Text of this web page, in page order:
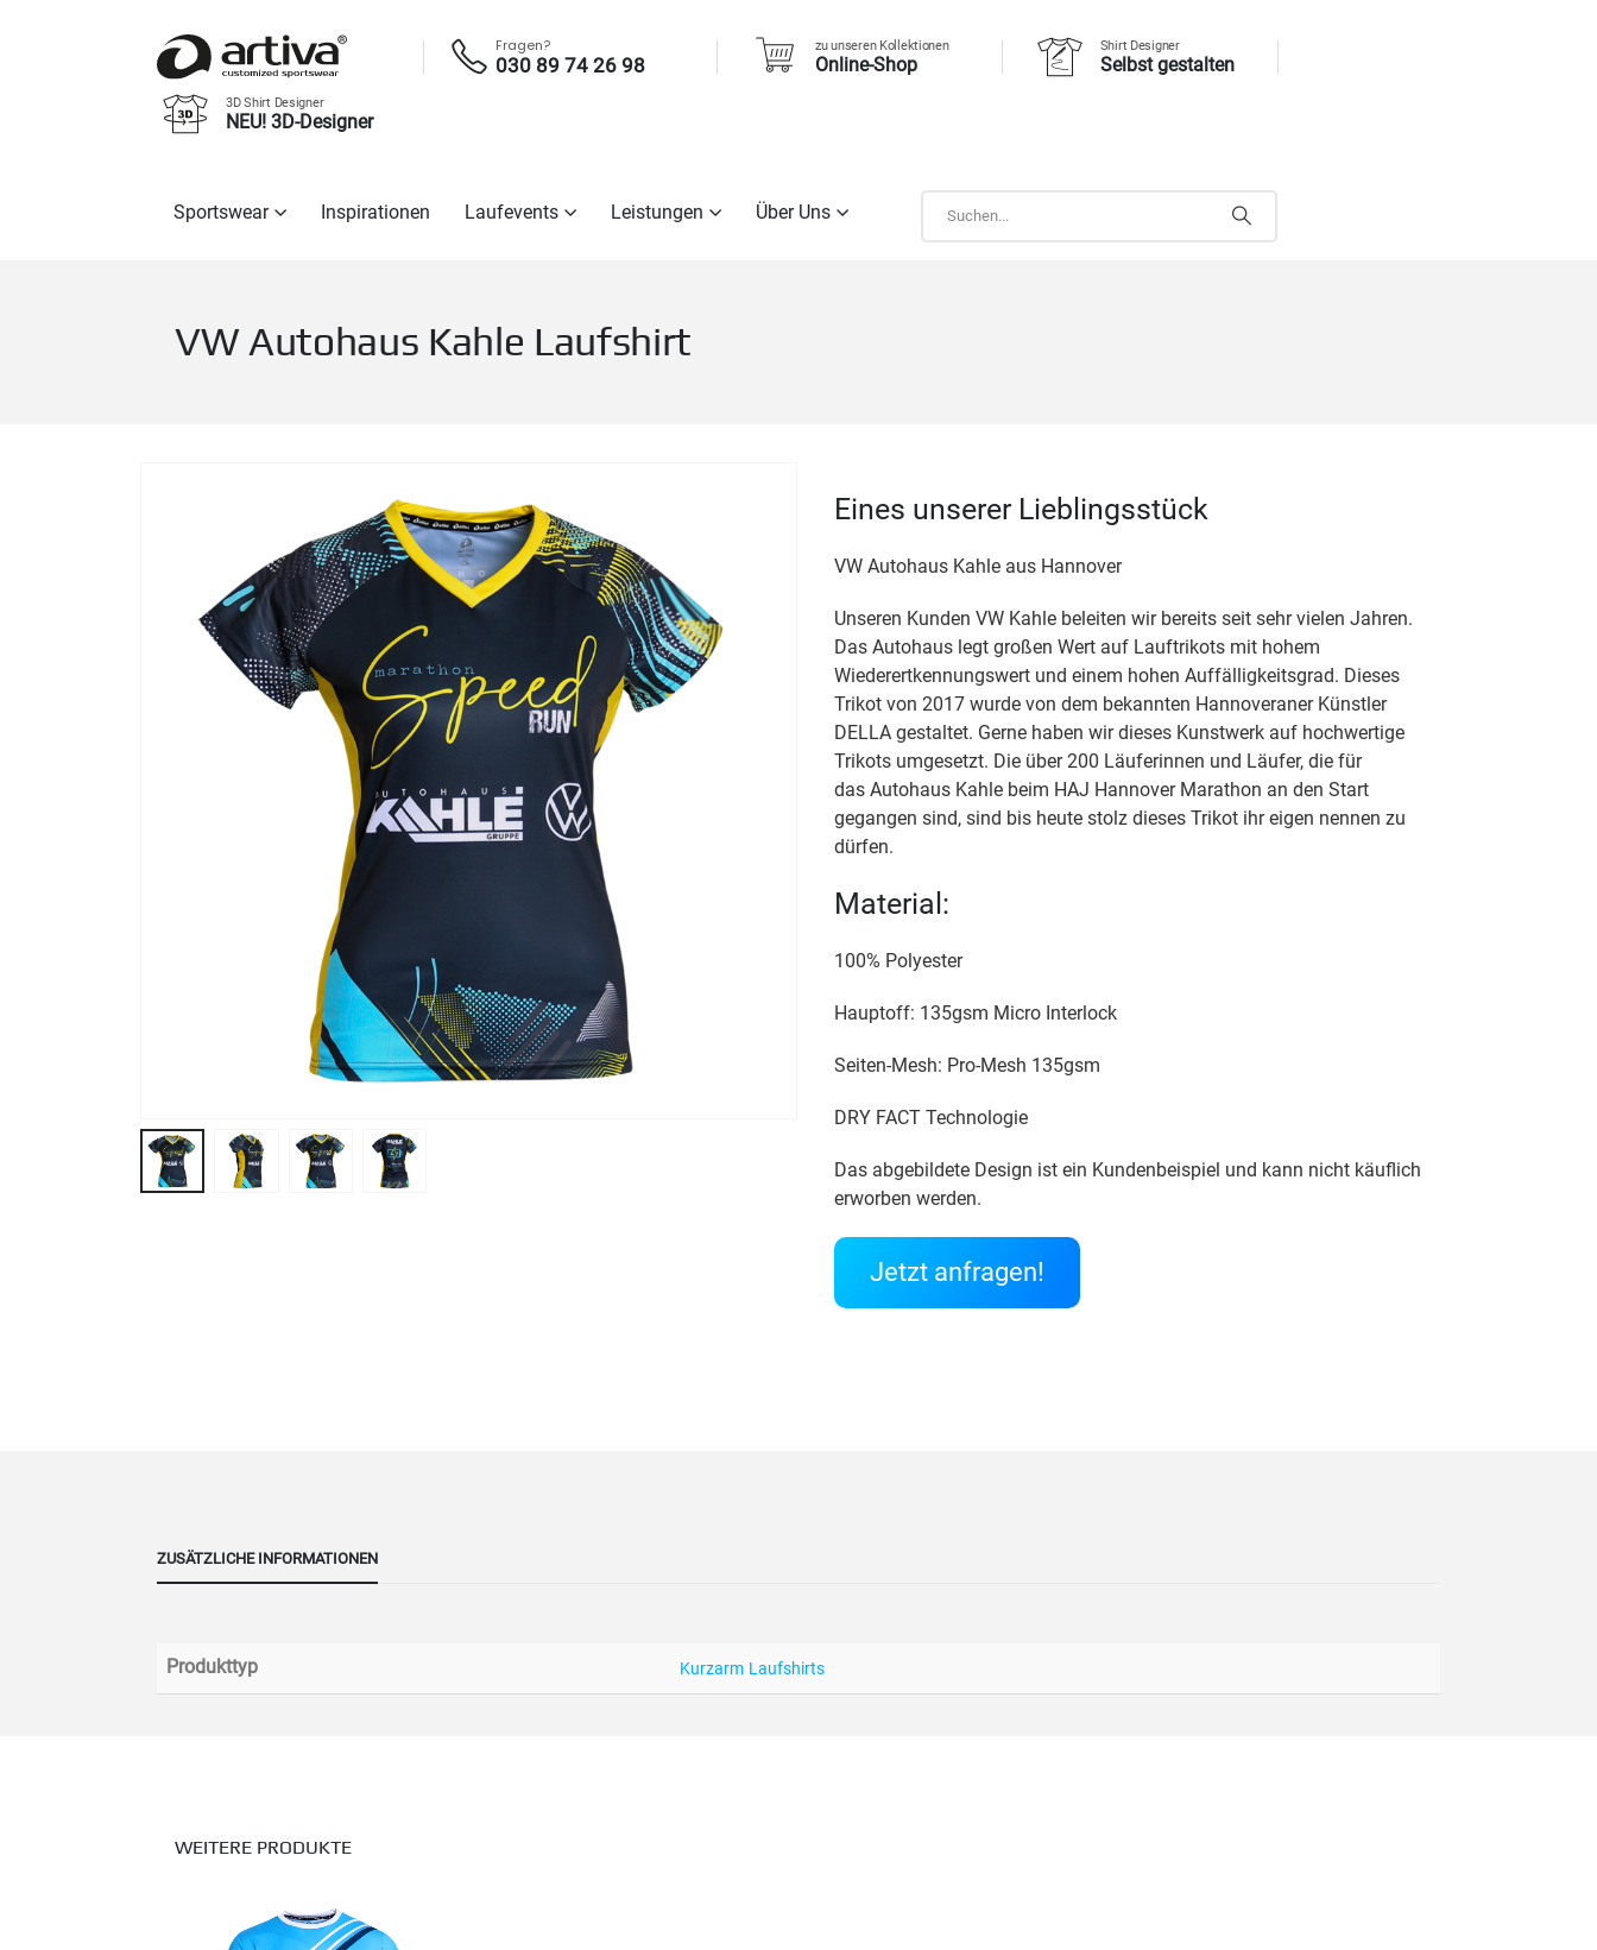
Fragen?
030 89 74 26 98
zu unseren Kollektionen
Online-Shop
Shirt Designer
Selbst gestalten
3D Shirt Designer
NEU! 3D-Designer
Sportswear Inspirationen Laufevents Leistungen Über Uns
VW Autohaus Kahle Laufshirt
Eines unserer Lieblingsstück
VW Autohaus Kahle aus Hannover
Unseren Kunden VW Kahle beleiten wir bereits seit sehr vielen Jahren.
Das Autohaus legt großen Wert auf Lauftrikots mit hohem
Wiederertkennungswert und einem hohen Auffälligkeitsgrad. Dieses
Trikot von 2017 wurde von dem bekannten Hannoveraner Künstler
DELLA gestaltet. Gerne haben wir dieses Kunstwerk auf hochwertige
Trikots umgesetzt. Die über 200 Läuferinnen und Läufer, die für
das Autohaus Kahle beim HAJ Hannover Marathon an den Start
gegangen sind, sind bis heute stolz dieses Trikot ihr eigen nennen zu
dürfen.
Material:
100% Polyester
Hauptoff: 135gsm Micro Interlock
Seiten-Mesh: Pro-Mesh 135gsm
DRY FACT Technologie
Das abgebildete Design ist ein Kundenbeispiel und kann nicht käuflich
erworben werden.
Jetzt anfragen!
ZUSÄTZLICHE INFORMATIONEN
Produkttyp Kurzarm Laufshirts
WEITERE PRODUKTE